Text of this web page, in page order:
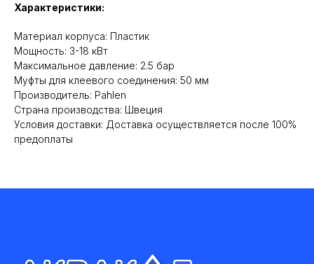
Характеристики:
Материал корпуса: Пластик
Мощность: 3-18 кВт
Максимальное давление: 2.5 бар
Муфты для клеевого соединения: 50 мм
Производитель: Pahlen
Cтрана производства: Швеция
Условия доставки: Доставка осуществляется после 100%
предоплаты